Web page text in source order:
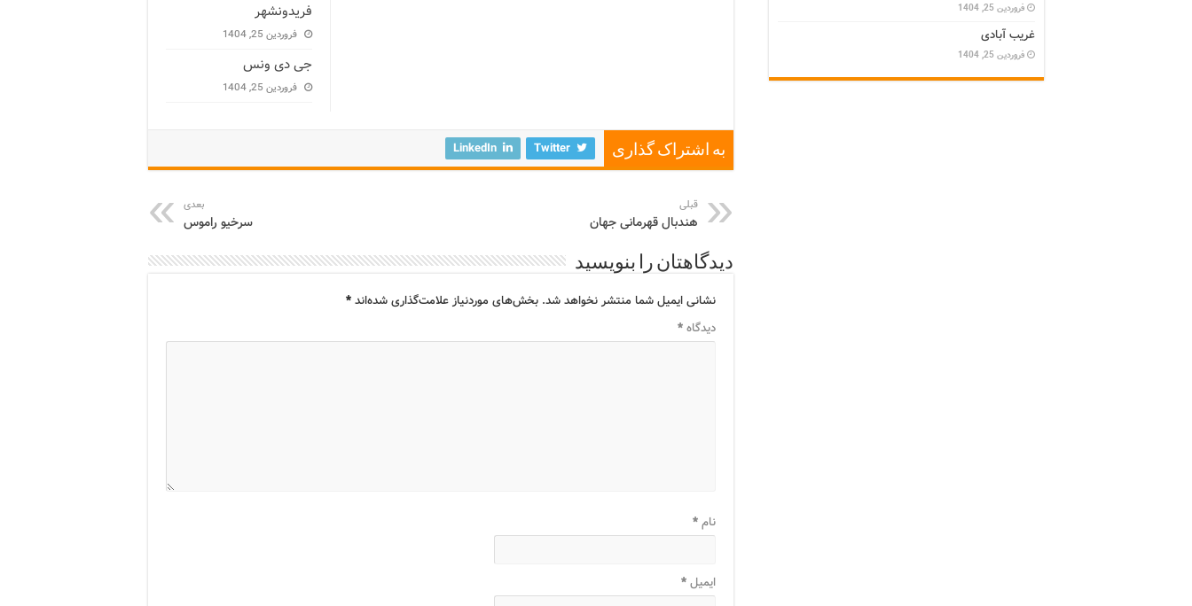
فریدونشهر
فروردین 25, 1404
جی دی ونس
فروردین 25, 1404
به اشتراک گذاری Twitter
LinkedIn
قبلی
هندبال قهرمانی جهان
بعدی
سرخیو راموس
دیدگاهتان را بنویسید
نشانی ایمیل شما منتشر نخواهد شد. بخش‌های موردنیاز علامت‌گذاری شده‌اند*
دیدگاه*
نام*
ایمیل*
فروردین 25, 1404
غریب آبادی
فروردین 25, 1404